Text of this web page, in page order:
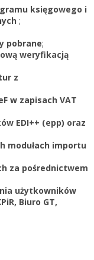
księgowego i
;
pobrane;
weryfikacją
z
w zapisach VAT
EDI++ (epp) oraz
modułach importu
za pośrednictwem
użytkowników
Biuro GT,